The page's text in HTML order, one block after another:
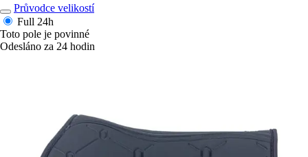
Průvodce velikostí
Full 24h
Toto pole je povinné
Odesláno za 24 hodin